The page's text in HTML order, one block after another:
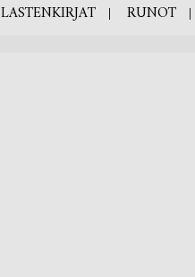
LASTENKIRJAT RUNOT